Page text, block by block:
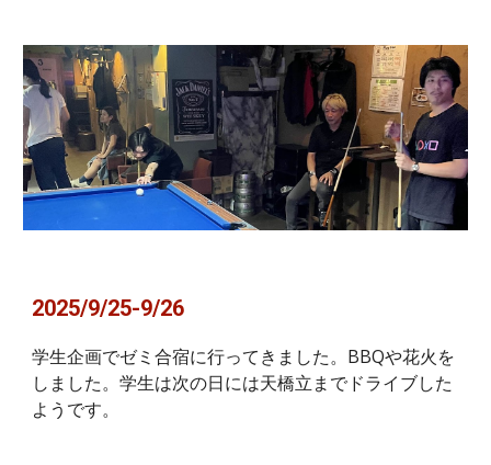
2025/9/25-9/26
学生企画でゼミ合宿に行ってきました。BBQや花火を
しました。学生は次の日には天橋立までドライブした
ようです。